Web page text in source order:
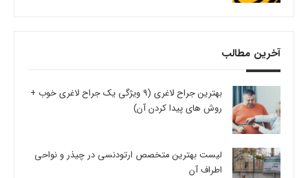
آخرین مطالب
بهترین جراح لاغری (9 ویژگی یک جراح لاغری خوب +
روش های پیدا کردن آن)
لیست بهترین متخصص ارتودنسی در چیذر و نواحی
اطراف آن